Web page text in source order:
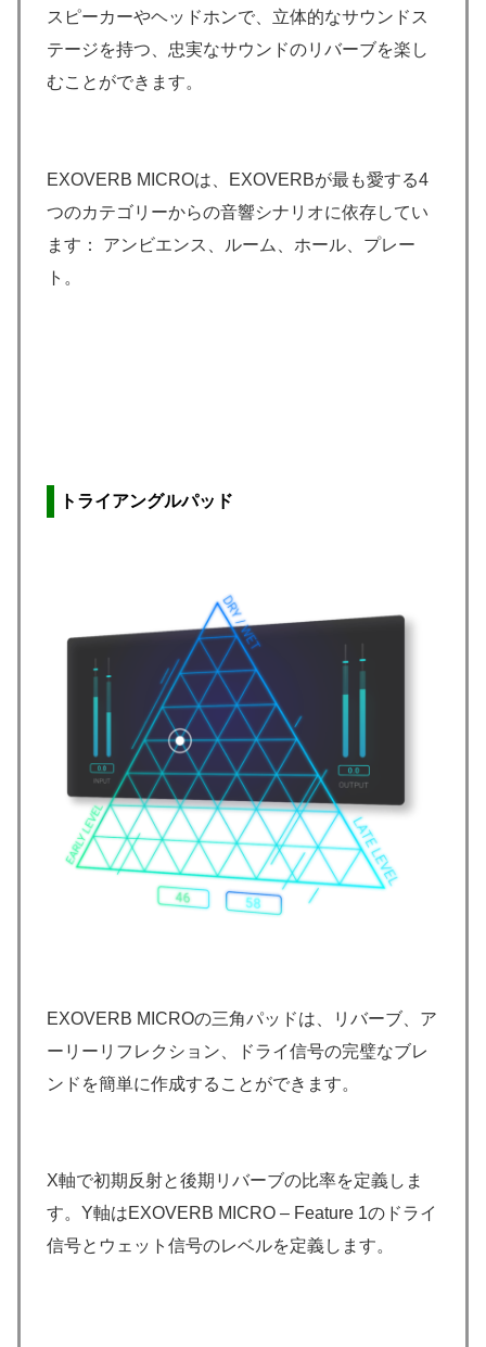
スピーカーやヘッドホンで、立体的なサウンドス
テージを持つ、忠実なサウンドのリバーブを楽し
むことができます。
EXOVERB MICROは、EXOVERBが最も愛する4
つのカテゴリーからの音響シナリオに依存してい
ます： アンビエンス、ルーム、ホール、プレー
ト。
トライアングルパッド
EXOVERB MICROの三角パッドは、リバーブ、ア
ーリーリフレクション、ドライ信号の完璧なブレ
ンドを簡単に作成することができます。
X軸で初期反射と後期リバーブの比率を定義しま
す。Y軸はEXOVERB MICRO – Feature 1のドライ
信号とウェット信号のレベルを定義します。